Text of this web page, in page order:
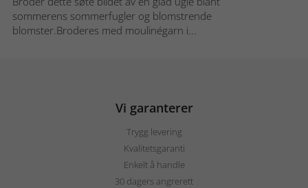
sommerens sommerfugler og blomstrende
blomster.Broderes med moulinégarn i...
Vi garanterer
Trygg levering
Kvalitetsgaranti
Enkelt å handle
30 dagers angrerett